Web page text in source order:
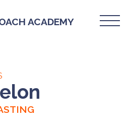
ACADEMY